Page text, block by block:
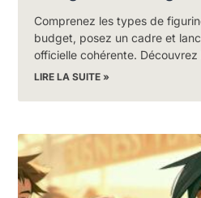
Comprenez les types de
budget, posez un cadre et
officielle cohérente. Découvrez
LIRE LA SUITE »